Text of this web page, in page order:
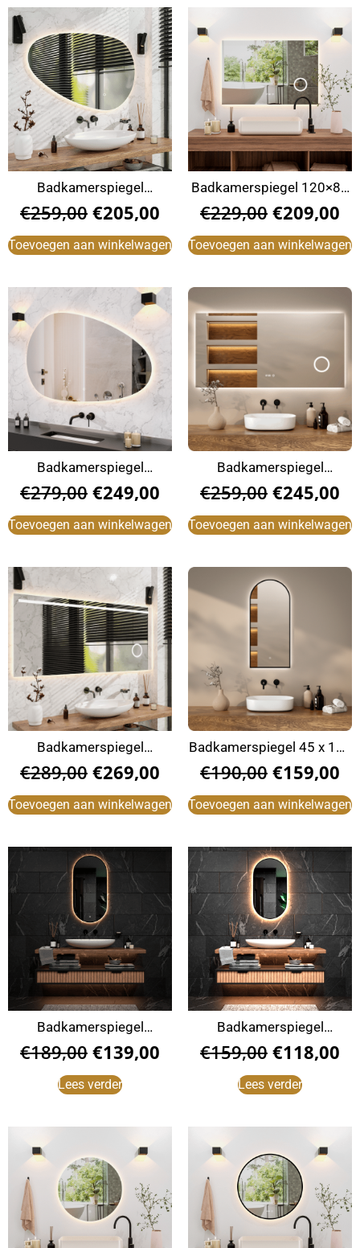
Badkamerspiegel
120x75cm Asymmetrisch
€259,00 €205,00
Toevoegen aan winkelwagen
Badkamerspiegel 120×80
cm
€229,00 €209,00
Toevoegen aan winkelwagen
Badkamerspiegel
150x93cm Asymmetrisch
€279,00 €249,00
Toevoegen aan winkelwagen
Badkamerspiegel
160x80cm
€259,00 €245,00
Toevoegen aan winkelwagen
Badkamerspiegel
180x80cm
€289,00 €269,00
Toevoegen aan winkelwagen
Badkamerspiegel 45 x 100
cm zwart
€190,00 €159,00
Toevoegen aan winkelwagen
Badkamerspiegel
50x100cm ovaal zwart
€189,00 €139,00
Lees verder
Badkamerspiegel
50x90cm ovaal zwart
€159,00 €118,00
Lees verder